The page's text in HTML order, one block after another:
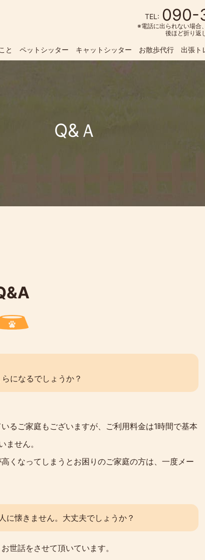
と ペットシッター キャットシッター お散歩代行 出張ト
TEL: 090-
※電話に出られない場合
後ほど折り返
Q&Ａ
になるでしょうか？
るご家庭もございますが、ご利用料金は1時間で基本
せん。
くなってしまうとお困りのご家庭の方は、一度メー
に懐きません。大丈夫でしょうか？
世話をさせて頂いています。